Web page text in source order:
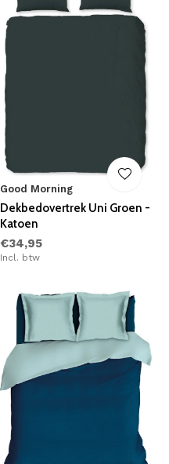
Good Morning
Dekbedovertrek Uni Groen -
Katoen
€34,95
Incl. btw